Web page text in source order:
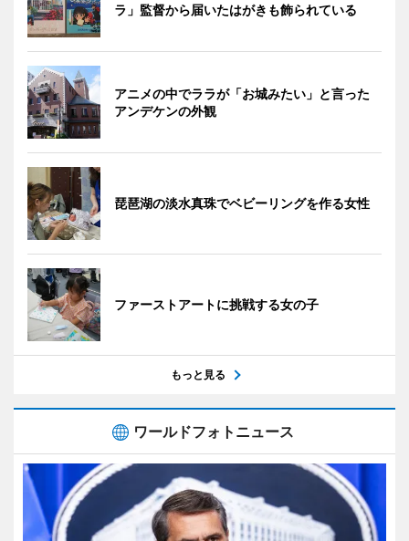
ラ」監督から届いたはがきも飾られている
アニメの中でララが「お城みたい」と言った
アンデケンの外観
琵琶湖の淡水真珠でベビーリングを作る女性
ファーストアートに挑戦する女の子
もっと見る
ワールドフォトニュース